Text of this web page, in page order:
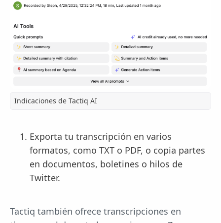
Indicaciones de Tactiq AI
Exporta tu transcripción en varios
formatos, como TXT o PDF, o copia partes
en documentos, boletines o hilos de
Twitter.
Tactiq también ofrece transcripciones en